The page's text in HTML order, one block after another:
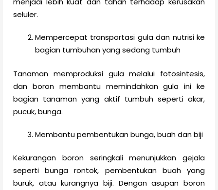
seluler.
Mempercepat transportasi gula dan nutrisi ke
bagian tumbuhan yang sedang tumbuh
Tanaman memproduksi gula melalui fotosintesis,
dan boron membantu memindahkan gula ini ke
bagian tanaman yang aktif tumbuh seperti akar,
pucuk, bunga.
Membantu pembentukan bunga, buah dan biji
Kekurangan boron seringkali menunjukkan gejala
seperti bunga rontok, pembentukan buah yang
buruk, atau kurangnya biji. Dengan asupan boron